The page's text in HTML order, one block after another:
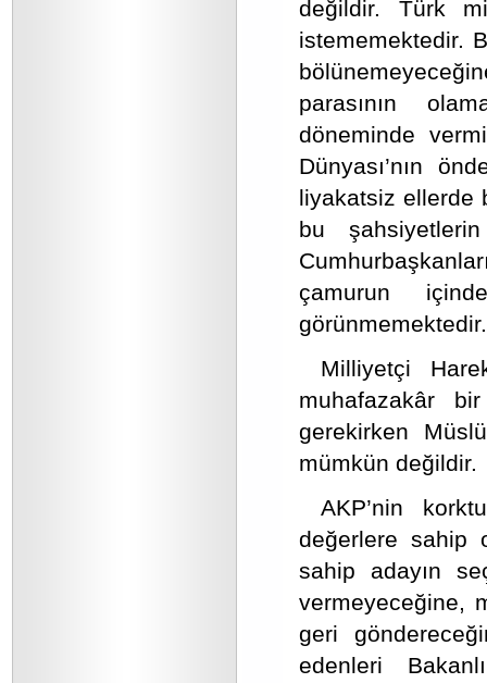
değildir. Türk
istememektedir.
parasının
döneminde
Dünyası’nın
liyakatsiz ellerde
bu
çamurun
görünmemektedir.
Milliyetçi
muhafazakâr
gerekirken
mümkün değildir.
AKP’nin
değerlere sahip
sahip adayın
vermeyeceğine,
geri
edenleri